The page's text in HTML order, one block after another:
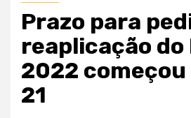
Prazo para
reaplicação do
2022
21